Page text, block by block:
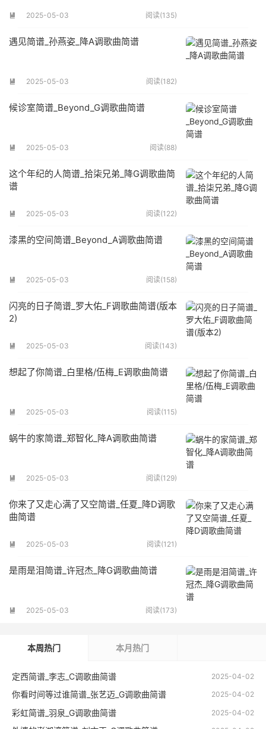
 2025-05-03 阅读(135)
遇见简谱_孙燕姿_降A调歌曲简谱
 2025-05-03 阅读(182)
候诊室简谱_Beyond_G调歌曲简谱
 2025-05-03 阅读(88)
这个年纪的人简谱_拾柒兄弟_降G调歌曲简
谱
 2025-05-03 阅读(122)
漆黑的空间简谱_Beyond_A调歌曲简谱
 2025-05-03 阅读(158)
闪亮的日子简谱_罗大佑_F调歌曲简谱(版本
2)
 2025-05-03 阅读(143)
想起了你简谱_白里格/伍梅_E调歌曲简谱
 2025-05-03 阅读(115)
蜗牛的家简谱_郑智化_降A调歌曲简谱
 2025-05-03 阅读(129)
你来了又走心满了又空简谱_任夏_降D调歌
曲简谱
 2025-05-03 阅读(121)
是雨是泪简谱_许冠杰_降G调歌曲简谱
 2025-05-03 阅读(173)
本周热门 本月热门
2025-04-02
定西简谱_李志_C调歌曲简谱
2025-04-02
你看时间等过谁简谱_张艺迈_G调歌曲简谱
2025-04-02
彩虹简谱_羽泉_G调歌曲简谱